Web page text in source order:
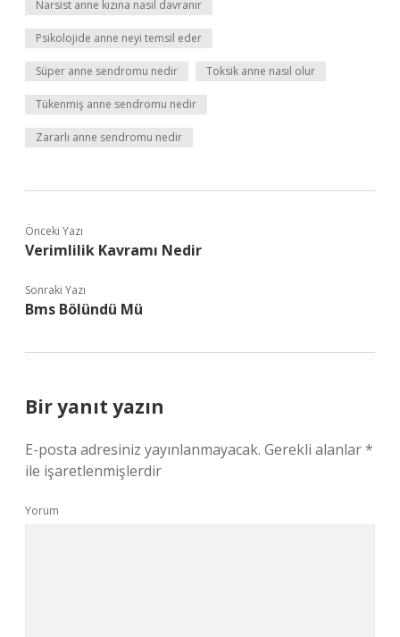
Narsist anne kızına nasıl davranır
Psikolojide anne neyi temsil eder
Süper anne sendromu nedir Toksik anne nasıl olur
Tükenmiş anne sendromu nedir
Zararlı anne sendromu nedir
Önceki Yazı
Verimlilik Kavramı Nedir
Sonraki Yazı
Bms Bölündü Mü
Bir yanıt yazın
E-posta adresiniz yayınlanmayacak. Gerekli alanlar*
ile işaretlenmişlerdir
Yorum